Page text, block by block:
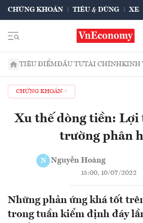
CHỨNG KHOÁN TIÊU & DÙNG XE
TIÊU ĐIỂMĐẦU TƯTÀI CHÍNHKINH
CHỨNG KHOÁN
Xu thế dòng tiền: Lợi
trường phân
N Nguyễn Hoàng
15:00, 10/07/2022
Những phản ứng khá tốt
trong tuần kiểm định đáy